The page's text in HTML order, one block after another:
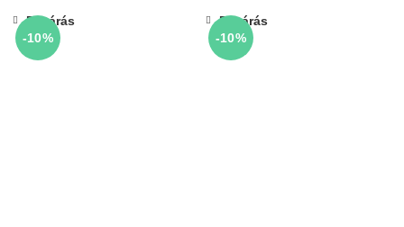
-10%
Bezárás
-10%
Bezárás